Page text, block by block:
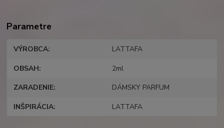
Parametre
VÝROBCA LATTAFA
OBSAH 2ml
ZARADENIE DÁMSKY PARFUM
INŠPIRÁCIA LATTAFA